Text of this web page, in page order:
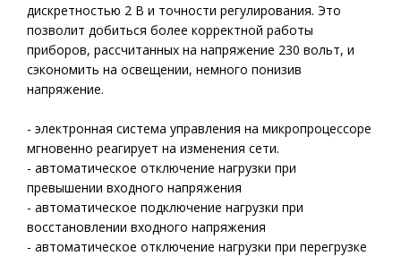
дискретностью 2 В и точности регулирования. Это
позволит добиться более корректной работы
приборов, рассчитанных на напряжение 230 вольт, и
сэкономить на освещении, немного понизив
напряжение.
- электронная система управления на микропроцессоре
мгновенно реагирует на изменения сети.
- автоматическое отключение нагрузки при
превышении входного напряжения
- автоматическое подключение нагрузки при
восстановлении входного напряжения
- автоматическое отключение нагрузки при перегрузке